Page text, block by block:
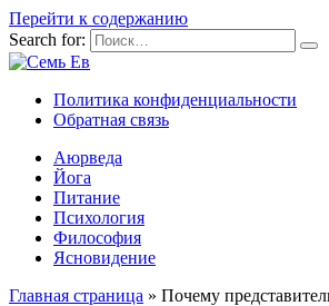
Перейти к содержанию
Search for:
Политика конфиденциальности
Обратная связь
Аюрведа
Йога
Питание
Психология
Философия
Ясновидение
Главная страница » Почему